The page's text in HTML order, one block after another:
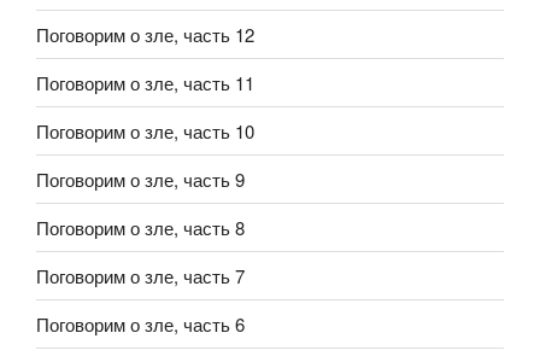
Поговорим о зле, часть 12
Поговорим о зле, часть 11
Поговорим о зле, часть 10
Поговорим о зле, часть 9
Поговорим о зле, часть 8
Поговорим о зле, часть 7
Поговорим о зле, часть 6